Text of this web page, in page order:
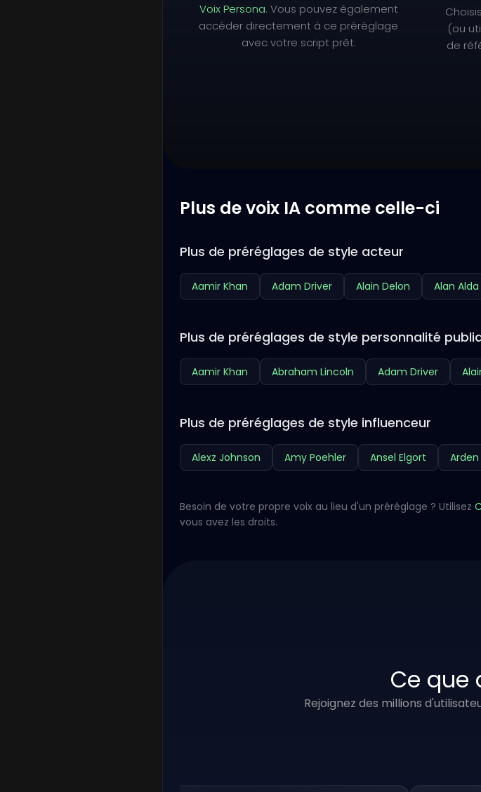
Voix Persona. Vous pouvez également
accéder directement à ce préréglage
avec votre script prêt.
(ou
de
Plus de voix IA comme celle-ci
Plus de préréglages de style acteur
Aamir Khan Adam Driver Alain Delon Alan Alda
Plus de préréglages de style personnalité
Aamir Khan Abraham Lincoln Adam Driver
Plus de préréglages de style influenceur
Alexz Johnson Amy Poehler Ansel Elgort
Besoin de votre propre voix au lieu d'un préréglage ? Utilisez
vous avez les droits.
Ce que
Rejoignez des millions